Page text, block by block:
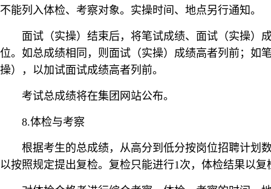
不能列入体检、考察对象。实操时间、地点另行通知。
面试（实操）结束后，将笔试成绩、面试（实操）
位。如总成绩相同，则面试（实操）成绩高者列前；如
操），以加试面试成绩高者列前。
考试总成绩将在集团网站公布。
8.体检与考察
根据考生的总成绩，从高分到低分按岗位招聘计划
以按照规定提出复检。复检只能进行1次，体检结果以复